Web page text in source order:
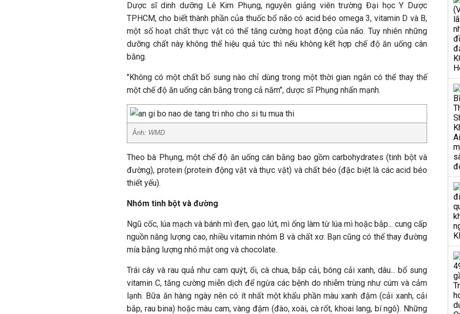
Dược sĩ dinh dưỡng Lê Kim Phụng, nguyên giảng viên trường Đại học Y Dược
TPHCM, cho biết thành phần của thuốc bổ não có acid béo omega 3, vitamin D và B,
một số hoạt chất thực vật có thể tăng cường hoạt động của não. Tuy nhiên những
dưỡng chất này không thể hiệu quả tức thì nếu không kết hợp chế độ ăn uống cân
bằng.
"Không có một chất bổ sung nào chỉ dùng trong một thời gian ngắn có thể thay thế
một chế độ ăn uống cân bằng trong cả năm", dược sĩ Phụng nhấn mạnh.
Ảnh: WMD
Theo bà Phụng, một chế độ ăn uống cân bằng bao gồm carbohydrates (tinh bột và
đường), protein (protein động vật và thực vật) và chất béo (đặc biệt là các acid béo
thiết yếu).
Nhóm tinh bột và đường
Ngũ cốc, lúa mạch và bánh mì đen, gạo lứt, mì ống làm từ lúa mì hoặc bắp... cung cấp
nguồn năng lượng cao, nhiều vitamin nhóm B và chất xơ. Bạn cũng có thể thay đường
mía bằng lượng nhỏ mật ong và chocolate.
Trái cây và rau quả như cam quýt, ổi, cà chua, bắp cải, bông cải xanh, dâu... bổ sung
vitamin C, tăng cường miễn dịch để ngừa các bệnh do nhiễm trùng như cúm và cảm
lạnh. Bữa ăn hàng ngày nên có ít nhất một khẩu phần màu xanh đậm (cải xanh, cải
bắp, rau bina) hoặc màu cam, vàng đậm (đào, xoài, cà rốt, khoai lang, bí ngô). Những